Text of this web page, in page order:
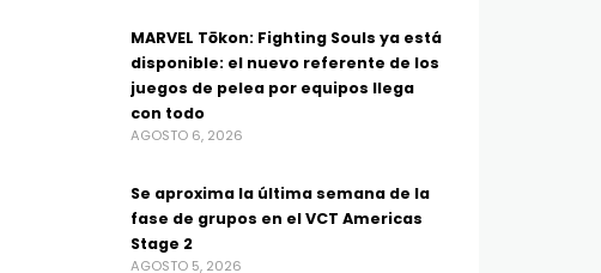
MARVEL Tōkon: Fighting Souls ya está
disponible: el nuevo referente de los
juegos de pelea por equipos llega
con todo
AGOSTO 6, 2026
Se aproxima la última semana de la
fase de grupos en el VCT Americas
Stage 2
AGOSTO 5, 2026